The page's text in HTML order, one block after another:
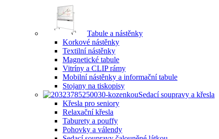
Tabule a nástěnky
Korkové nástěnky
Textilní nástěnky
Magnetické tabule
Vitríny a CLIP rámy
Mobilní nástěnky a informační tabule
Stojany na tiskopisy
Sedací soupravy a křesla
Křesla pro seniory
Relaxační křesla
Taburety a pouffy
Pohovky a válendy